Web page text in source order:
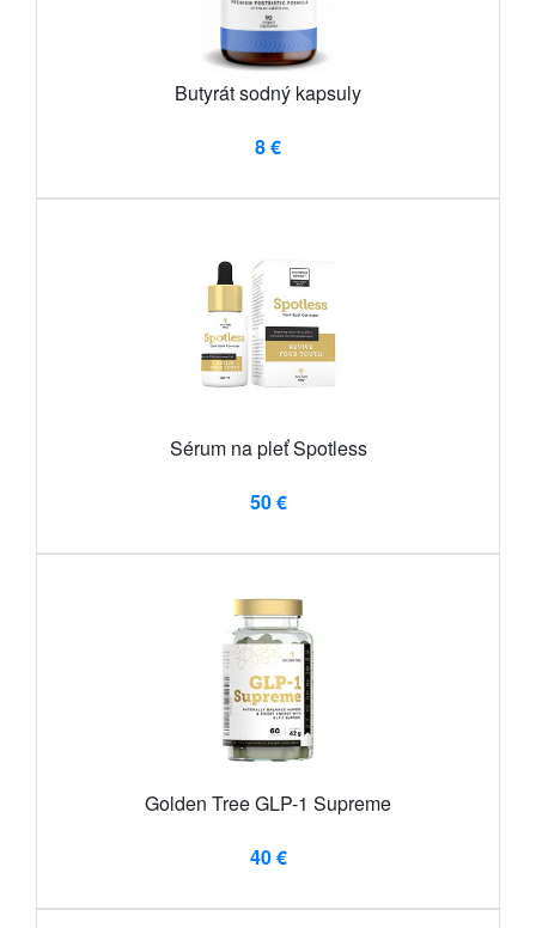
Butyrát sodný kapsuly
8 €
Sérum na pleť Spotless
50 €
Golden Tree GLP-1 Supreme
40 €